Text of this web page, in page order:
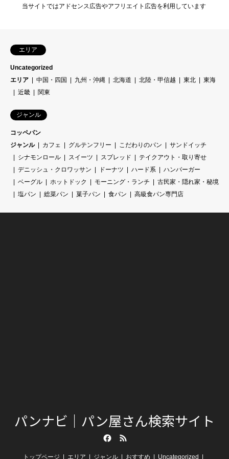
当サイトではアドセンス広告やアフリエイト広告を利用しています
エリア
Uncategorized
エリア
中国・四国 九州・沖縄 北海道 北陸・甲信越 東北
東海
近畿
関東
ジャンル
コッペパン
ジャンル
カフェ グルテンフリー こだわりのパン
サンドイッチ
シナモンロール
スイーツ スプレッド
テイクアウト・取り寄せ
デニッシュ・クロワッサン
ドーナツ ハード系
ハンバーガー
ベーグル
ホットドック モーニング・ランチ
古民家・隠れ家・秘境
塩パン
総菜パン 菓子パン 食パン 高級食パン専門店
パンナビ｜パン屋さん検索サイト
トップページ エリア ジャンル おすすめ Uncategorized